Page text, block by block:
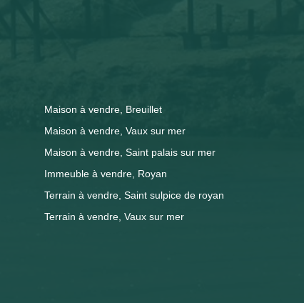
Maison à vendre, Breuillet
Maison à vendre, Vaux sur mer
Maison à vendre, Saint palais sur mer
Immeuble à vendre, Royan
Terrain à vendre, Saint sulpice de royan
Terrain à vendre, Vaux sur mer